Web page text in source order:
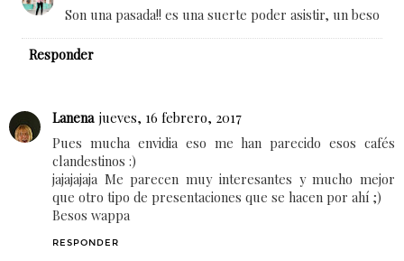
Son una pasada!! es una suerte poder asistir, un beso
Responder
Lanena jueves, 16 febrero, 2017
Pues mucha envidia eso me han parecido esos cafés
clandestinos :)
jajajajaja Me parecen muy interesantes y mucho mejor
que otro tipo de presentaciones que se hacen por ahí ;)
Besos wappa
RESPONDER